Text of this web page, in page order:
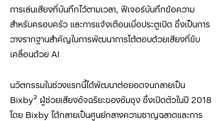
การเล่นเสียงที่บันทึกไว้ตามเวลา, ฟีเจอร์บันทึกข้อความ
สำหรับครอบครัว และการแจ้งเตือนเมื่อประตูเปิด ซึ่งเป็นการ
วางรากฐานสำคัญในการพัฒนาการโต้ตอบด้วยเสียงที่ขับ
เคลื่อนด้วย AI
นวัตกรรมในช่วงแรกนี้ได้พัฒนาต่อยอดจนกลายเป็น
Bixby² ผู้ช่วยเสียงอัจฉริยะของซัมซุง ซึ่งเปิดตัวในปี 2018
โดย Bixbyได้กลายเป็นศูนย์กลางความชาญฉลาดและการ